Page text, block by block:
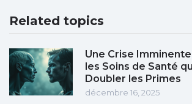
Related topics
Une Crise
les Soins de Santé
Doubler les Primes
décembre 16, 2025